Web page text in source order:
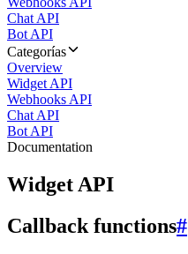
Chat API
Bot API
Categorías
Overview
Widget API
Webhooks API
Chat API
Bot API
Documentation
Widget API
Callback functions#